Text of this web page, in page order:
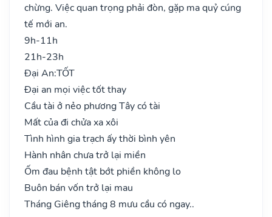
chừng. Việc quan trọng phải đòn, gặp ma quỷ cúng
tế mới an.
9h-11h
21h-23h
Đại An:TỐT
Đại an mọi việc tốt thay
Cầu tài ở nẻo phương Tây có tài
Mất của đi chửa xa xôi
Tình hình gia trạch ấy thời bình yên
Hành nhân chưa trở lại miền
Ốm đau bệnh tật bớt phiền không lo
Buôn bán vốn trở lại mau
Tháng Giêng tháng 8 mưu cầu có ngay..